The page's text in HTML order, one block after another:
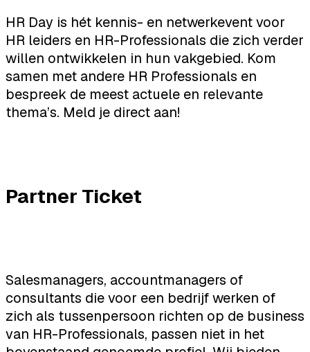
HR Day is hét kennis- en netwerkevent voor
HR leiders en HR-Professionals die zich verder
willen ontwikkelen in hun vakgebied. Kom
samen met andere HR Professionals en
bespreek de meest actuele en relevante
thema’s. Meld je direct aan!
Partner Ticket
Salesmanagers, accountmanagers of
consultants die voor een bedrijf werken of
zich als tussenpersoon richten op de business
van HR-Professionals, passen niet in het